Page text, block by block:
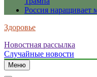
Россия наращивает
Здоровье
Новостная рассылка
Случайные новости
Меню